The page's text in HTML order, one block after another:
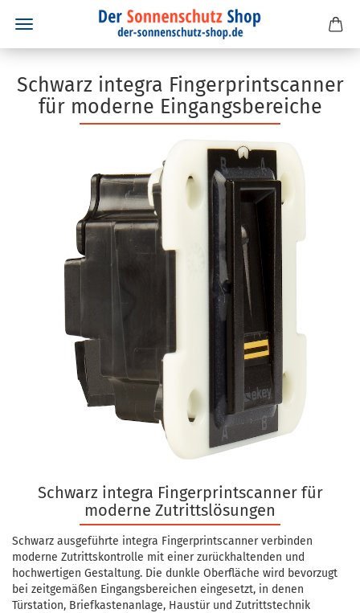
Schwarz integra Fingerprintscanner
für moderne Eingangsbereiche
Schwarz integra Fingerprintscanner für
moderne Zutrittslösungen
Schwarz ausgeführte integra Fingerprintscanner verbinden
moderne Zutrittskontrolle mit einer zurückhaltenden und
hochwertigen Gestaltung. Die dunkle Oberfläche wird bevorzugt
bei zeitgemäßen Eingangsbereichen eingesetzt, in denen
Türstation, Briefkastenanlage, Haustür und Zutrittstechnik